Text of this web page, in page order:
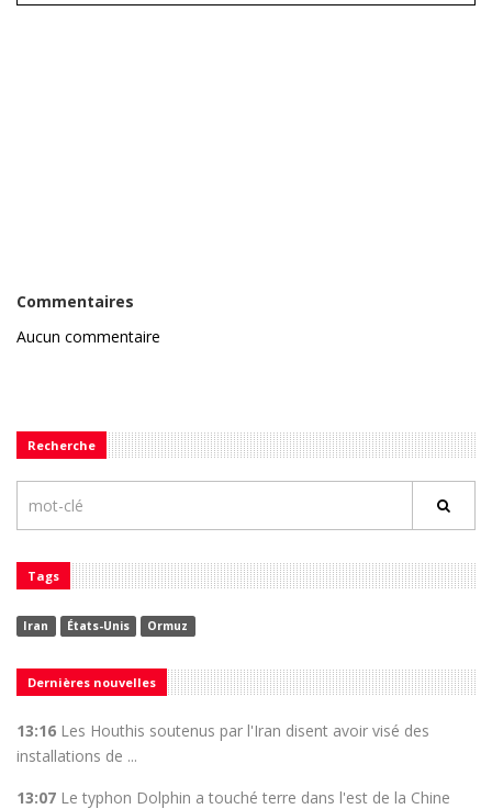
Commentaires
Aucun commentaire
Recherche
Tags
Iran États-Unis Ormuz
Dernières nouvelles
13:16 Les Houthis soutenus par l'Iran disent avoir visé des
installations de ...
13:07 Le typhon Dolphin a touché terre dans l'est de la Chine